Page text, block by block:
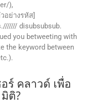
),
อย่างรหัส]
disubsubsub.
you betweeting with
the keyword between
ร์ คลาวด์ เพื่อ
ติ?